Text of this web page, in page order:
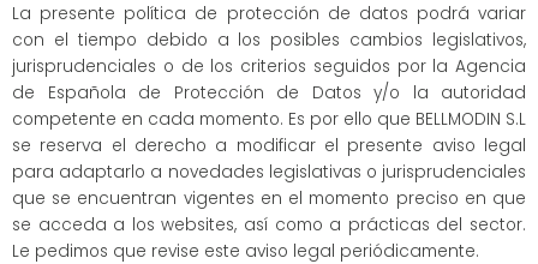
La presente política de protección de datos podrá variar
con el tiempo debido a los posibles cambios legislativos,
jurisprudenciales o de los criterios seguidos por la Agencia
de Española de Protección de Datos y/o la autoridad
competente en cada momento. Es por ello que BELLMODIN S.L
se reserva el derecho a modificar el presente aviso legal
para adaptarlo a novedades legislativas o jurisprudenciales
que se encuentran vigentes en el momento preciso en que
se acceda a los websites, así como a prácticas del sector.
Le pedimos que revise este aviso legal periódicamente.